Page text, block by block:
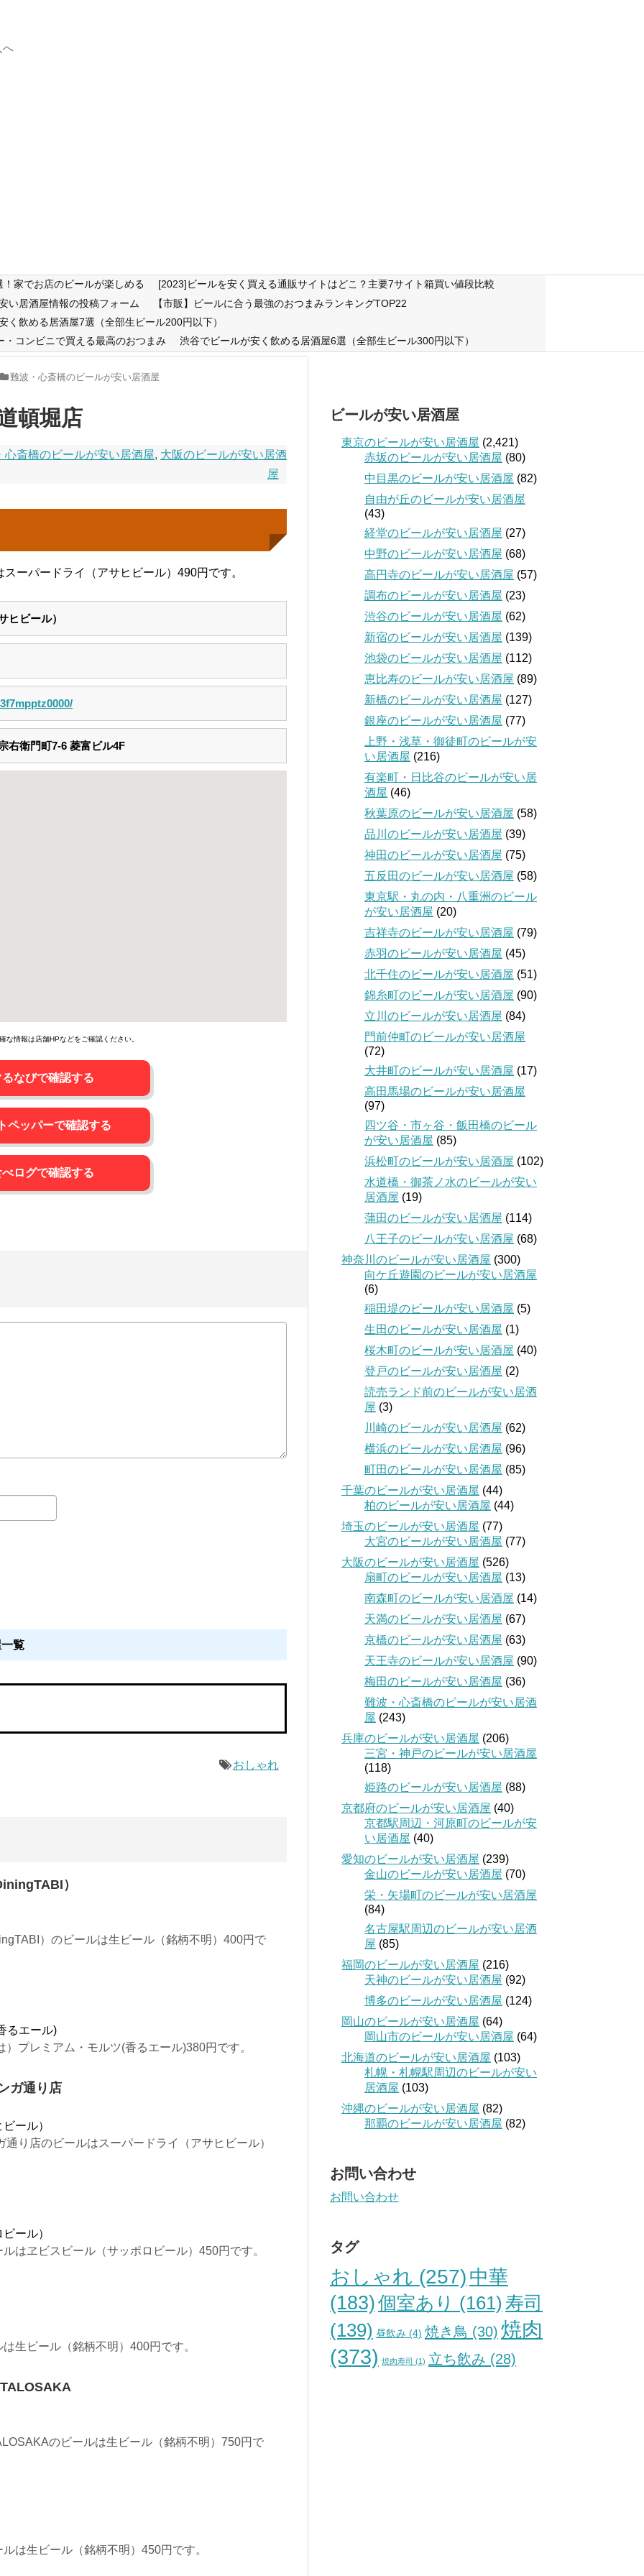
へ
家でお店のビールが楽しめる
[2023]ビールを安く買える通販サイトはどこ？主要7サイト箱買い値段比較
い居酒屋情報の投稿フォーム
【市販】ビールに合う最強のおつまみランキングTOP22
く飲める居酒屋7選（全部生ビール200円以下）
コンビニで買える最高のおつまみ
渋谷でビールが安く飲める居酒屋6選（全部生ビール300円以下）
難波・心斎橋のビールが安い居酒屋
頓堀店
心斎橋のビールが安い居酒屋, 大阪のビールが安い居酒
屋
ーパードライ（アサヒビール）490円です。
ヒビール）
右衛門町7-6 菱富ビル4F
情報は店舗HPなどをご確認ください。
るなびで確認する
ペッパーで確認する
べログで確認する
覧
おしゃれ
）
）のビールは生ビール（銘柄不明）400円で
るエール)
プレミアム・モルツ(香るエール)380円です。
ガ通り店
ール）
り店のビールはスーパードライ（アサヒビール）
ール）
はヱビスビール（サッポロビール）450円です。
生ビール（銘柄不明）400円です。
のビールは生ビール（銘柄不明）750円で
は生ビール（銘柄不明）450円です。
ビールが安い居酒屋
東京のビールが安い居酒屋 (2,421)
赤坂のビールが安い居酒屋 (80)
中目黒のビールが安い居酒屋 (82)
自由が丘のビールが安い居酒屋
(43)
経堂のビールが安い居酒屋 (27)
中野のビールが安い居酒屋 (68)
高円寺のビールが安い居酒屋 (57)
調布のビールが安い居酒屋 (23)
渋谷のビールが安い居酒屋 (62)
新宿のビールが安い居酒屋 (139)
池袋のビールが安い居酒屋 (112)
恵比寿のビールが安い居酒屋 (89)
新橋のビールが安い居酒屋 (127)
銀座のビールが安い居酒屋 (77)
上野・浅草・御徒町のビールが安
い居酒屋 (216)
有楽町・日比谷のビールが安い居
酒屋 (46)
秋葉原のビールが安い居酒屋 (58)
品川のビールが安い居酒屋 (39)
神田のビールが安い居酒屋 (75)
五反田のビールが安い居酒屋 (58)
東京駅・丸の内・八重洲のビール
が安い居酒屋 (20)
吉祥寺のビールが安い居酒屋 (79)
赤羽のビールが安い居酒屋 (45)
北千住のビールが安い居酒屋 (51)
錦糸町のビールが安い居酒屋 (90)
立川のビールが安い居酒屋 (84)
門前仲町のビールが安い居酒屋
(72)
大井町のビールが安い居酒屋 (17)
高田馬場のビールが安い居酒屋
(97)
四ツ谷・市ヶ谷・飯田橋のビール
が安い居酒屋 (85)
浜松町のビールが安い居酒屋 (102)
水道橋・御茶ノ水のビールが安い
居酒屋 (19)
蒲田のビールが安い居酒屋 (114)
八王子のビールが安い居酒屋 (68)
神奈川のビールが安い居酒屋 (300)
向ケ丘遊園のビールが安い居酒屋
(6)
稲田堤のビールが安い居酒屋 (5)
生田のビールが安い居酒屋 (1)
桜木町のビールが安い居酒屋 (40)
登戸のビールが安い居酒屋 (2)
読売ランド前のビールが安い居酒
屋 (3)
川崎のビールが安い居酒屋 (62)
横浜のビールが安い居酒屋 (96)
町田のビールが安い居酒屋 (85)
千葉のビールが安い居酒屋 (44)
柏のビールが安い居酒屋 (44)
埼玉のビールが安い居酒屋 (77)
大宮のビールが安い居酒屋 (77)
大阪のビールが安い居酒屋 (526)
扇町のビールが安い居酒屋 (13)
南森町のビールが安い居酒屋 (14)
天満のビールが安い居酒屋 (67)
京橋のビールが安い居酒屋 (63)
天王寺のビールが安い居酒屋 (90)
梅田のビールが安い居酒屋 (36)
難波・心斎橋のビールが安い居酒
屋 (243)
兵庫のビールが安い居酒屋 (206)
三宮・神戸のビールが安い居酒屋
(118)
姫路のビールが安い居酒屋 (88)
京都府のビールが安い居酒屋 (40)
京都駅周辺・河原町のビールが安
い居酒屋 (40)
愛知のビールが安い居酒屋 (239)
金山のビールが安い居酒屋 (70)
栄・矢場町のビールが安い居酒屋
(84)
名古屋駅周辺のビールが安い居酒
屋 (85)
福岡のビールが安い居酒屋 (216)
天神のビールが安い居酒屋 (92)
博多のビールが安い居酒屋 (124)
岡山のビールが安い居酒屋 (64)
岡山市のビールが安い居酒屋 (64)
北海道のビールが安い居酒屋 (103)
札幌・札幌駅周辺のビールが安い
居酒屋 (103)
沖縄のビールが安い居酒屋 (82)
那覇のビールが安い居酒屋 (82)
お問い合わせ
お問い合わせ
タグ
おしゃれ (257) 中華
(183)個室あり (161) 寿司
(139) 昼飲み (4) 焼き鳥 (30) 焼肉
(373) 焼肉寿司 (1) 立ち飲み (28)